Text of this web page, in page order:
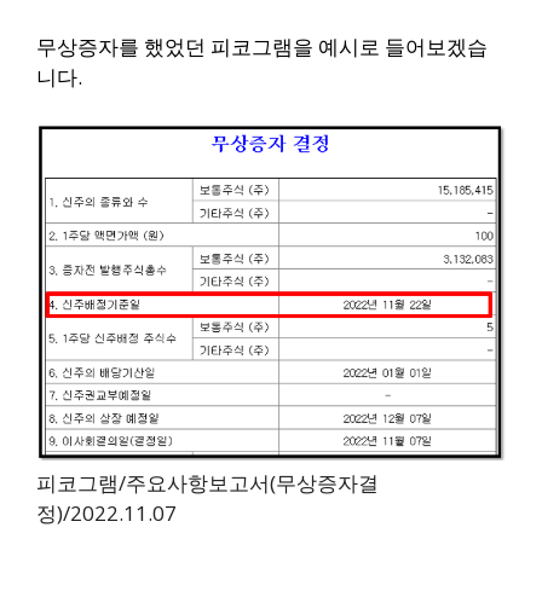
무상증자를 했었던 피코그램을 예시로 들어보겠습
니다.
피코그램/주요사항보고서(무상증자결
정)/2022.11.07